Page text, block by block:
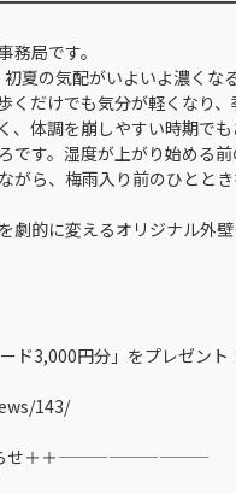
局です。
の気配がいよいよ濃くな
だけでも気分が軽くなり、
体調を崩しやすい時期でも
す。湿度が上がり始める
ら、梅雨入り前のひととき
劇的に変えるオリジナル外
ド3,000円分」をプレゼン
143/
知らせ＋＋—————————